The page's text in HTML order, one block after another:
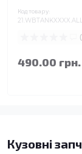
Код товару:
490.00 грн.
Кузовні